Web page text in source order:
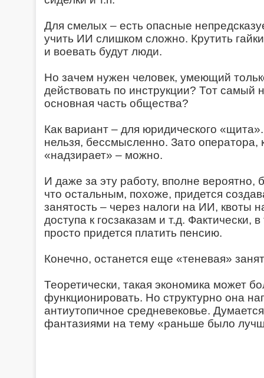
Для смелых – есть опасные
учить ИИ слишком сложно. Крутить
и воевать будут люди.
Но зачем нужен человек, умеющий
действовать по инструкции? Тот самый
основная часть общества?
Как вариант – для юридического
нельзя, бессмысленно. Зато оператора,
«надзирает» – можно.
И даже за эту работу, вполне вероятно,
что остальным, похоже, придется
занятость – через налоги на ИИ, квоты
доступа к госзаказам и т.д.
просто придется платить пенсию.
Конечно, останется еще «теневая»
Теоретически, такая экономика может
функционировать. Но структурно она
антиутопичное средневековье.
фантазиями на тему «раньше было